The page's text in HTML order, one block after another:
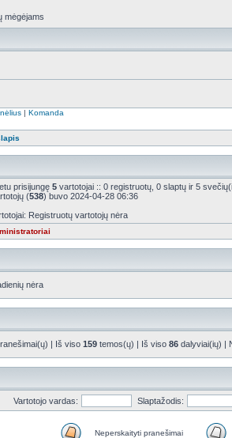
mėgėjams
| Komanda
prisijungę 5 vartotojai :: 0 registruotų, 0 slaptų ir 5
(538) buvo 2024-04-28 06:36
Registruotų vartotojų nėra
nėra
| Iš viso 159 temos(ų) | Iš viso 86 dalyviai(ių) |
Vartotojo vardas: Slaptažodis:
Neperskaityti pranešimai